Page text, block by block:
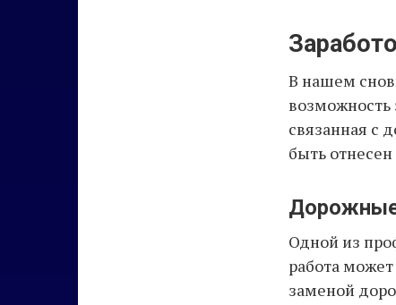
В нашем
возможность
связанная с
быть отнесен
Одной из
работа
заменой